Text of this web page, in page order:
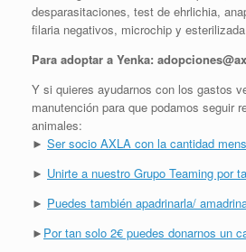
desparasitaciones, test de ehrlichia,
filaria negativos, microchip y
Para adoptar a Yenka:
Y si quieres ayudarnos con los gastos
manutención para que podamos seguir
animales:
► Ser socio AXLA con la cantidad
► Unirte a nuestro Grupo Teaming por
► Puedes también apadrinarla/
► Por tan solo 2€ puedes donarnos un